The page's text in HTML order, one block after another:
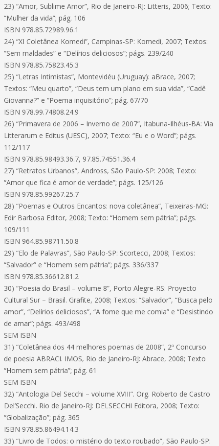
23) “Amor, Sublime Amor”, Rio de Janeiro-RJ: Litteris, 2006; Texto:
“Mulher da vida”; pág. 106
ISBN 978.85.72989.96.1
24) “XI Coletânea Komedi”, Campinas-SP: Komedi, 2007; Textos:
“Sem maldades” e “Delírios deliciosos”; págs. 239/240
ISBN 978.85.75823.45.3
25) “Letras Intimistas”, Montevidéu (Uruguay): aBrace, 2007;
Textos: “Meu quarto”, “Deus tem um plano em sua vida”, “Cadê
Giovanna?” e “Poema inquisitório”; pág. 67/70
ISBN 978.99.74808.24.9
26) “Primavera de 2006 – Inverno de 2007”, Itabuna-Ilhéus-BA: Via
Litterarum e Editus (UESC), 2007; Texto: “Eu e o Word”; págs.
112/117
ISBN 978.85.98493.36.7, 97.85.74551.36.4
27) “Retratos Urbanos”, Andross, São Paulo-SP: 2008; Texto:
“Amor que fica é amor de verdade”; págs. 125/126
ISBN 978.85.99267.25.7
28) “Poemas e Outros Encantos: nova coletânea”, Teixeiras-MG:
Edir Barbosa Editor, 2008; Texto: “Homem sem pátria”; págs.
109/111
ISBN 964.85.98711.50.8
29) “Elo de Palavras”, São Paulo-SP: Scortecci, 2008; Textos:
“Salvador” e “Homem sem pátria”; págs. 336/337
ISBN 978.85.36612.81.2
30) “Poesia do Brasil – volume 8”, Porto Alegre-RS: Proyecto
Cultural Sur – Brasil. Grafite, 2008; Textos: “Salvador”, “Busca pelo
amor”, “Delírios deliciosos”, “A fome que me comia” e “Desistindo
de amar”; págs. 493/498
SEM ISBN
31) “Coletânea dos 44 melhores poemas de 2008”, 2º Concurso
de poesia ABRACI. IMOS, Rio de Janeiro-RJ: Abrace, 2008; Texto
“Homem sem pátria”; pág. 61
SEM ISBN
32) “Antologia Del Secchi – volume XVIII”. Org. Roberto de Castro
Del’Secchi. Rio de Janeiro-RJ: DELSECCHI Editora, 2008; Texto:
“Globalização”; pág. 365
ISBN 978.85.86494.14.3
33) “Livro de Todos: o mistério do texto roubado”, São Paulo-SP: